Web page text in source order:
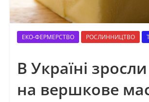
ЕКО-ФЕРМЕРСТВО РОСЛИННИЦТВО
В Україні
на вершкове